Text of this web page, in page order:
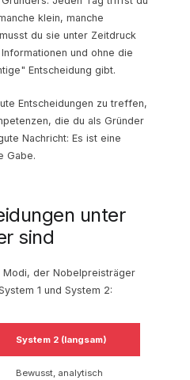
klein, manche
du sie unter Zeitdruck
und ohne die
Entscheidung gibt.
Entscheidungen zu treffen,
die du als Gründer
Nachricht: Es ist eine
Gabe.
unter
sind
Modi, der Nobelpreisträger
1 und System 2:
System 2 (langsam)
Bewusst, analytisch